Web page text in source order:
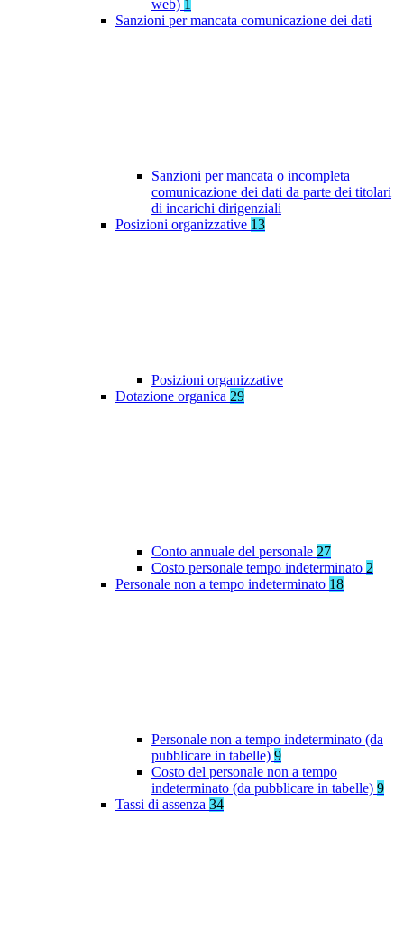
web) 1
Sanzioni per mancata comunicazione dei dati
Sanzioni per mancata o incompleta
comunicazione dei dati da parte dei titolari
di incarichi dirigenziali
Posizioni organizzative 13
Posizioni organizzative
Dotazione organica 29
Conto annuale del personale 27
Costo personale tempo indeterminato 2
Personale non a tempo indeterminato 18
Personale non a tempo indeterminato (da
pubblicare in tabelle) 9
Costo del personale non a tempo
indeterminato (da pubblicare in tabelle) 9
Tassi di assenza 34